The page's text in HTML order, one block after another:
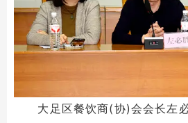
大足区餐饮商(协)会会长左必